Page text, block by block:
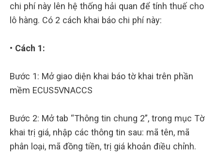
chi phí này lên hệ thống hải quan để tính thuế cho
lô hàng. Có 2 cách khai báo chi phí này:
• Cách 1:
Bước 1: Mở giao diện khai báo tờ khai trên phần
mềm ECUS5VNACCS
Bước 2: Mở tab “Thông tin chung 2”, trong mục Tờ
khai trị giá, nhập các thông tin sau: mã tên, mã
phân loại, mã đồng tiền, trị giá khoản điều chỉnh.